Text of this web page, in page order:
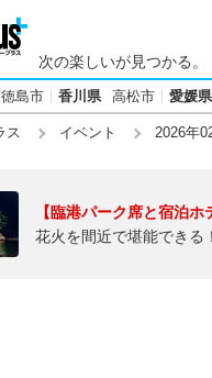
次の楽しいが見つかる。
徳島市 香川県 高松市 愛媛県
ス イベント 2026年
【臨港パーク席と宿泊ホ
花火を間近で堪能できる